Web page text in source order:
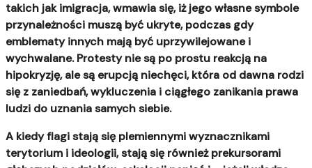
takich jak imigracja, wmawia się, iż jego własne symbole
przynależności muszą być ukryte, podczas gdy
emblematy innych mają być uprzywilejowane i
wychwalane.Protesty nie są po prostu reakcją na
hipokryzję, ale są erupcją niechęci, która od dawna rodzi
się z zaniedbań, wykluczenia i ciągłego zanikania prawa
ludzi do uznania samych siebie.
A kiedy flagi stają się plemiennymi wyznacznikami
terytorium i ideologii, stają się również prekursorami